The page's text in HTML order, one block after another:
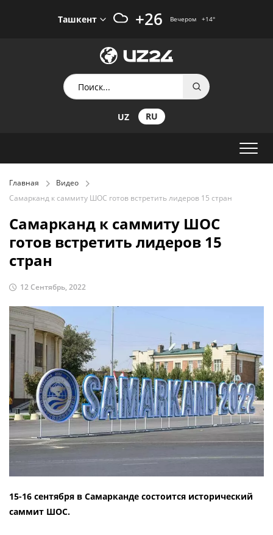
Ташкент +26 Вечером +14°
UZ RU
Главная
Видео
Самарканд к саммиту ШОС готов встретить лидеров 15 стран
Самарканд к саммиту ШОС
готов встретить лидеров 15
стран
12 Сентябрь, 2022
15-16 сентября в Самарканде состоится исторический
саммит ШОС.